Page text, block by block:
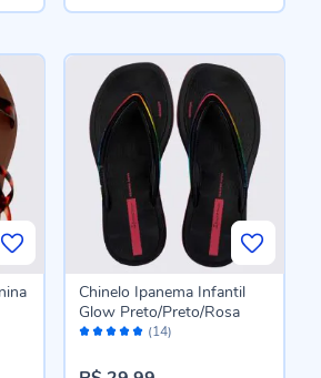
Avaliação: (14)
Chinelo Ipanema Infantil
Glow Preto/Preto/Rosa